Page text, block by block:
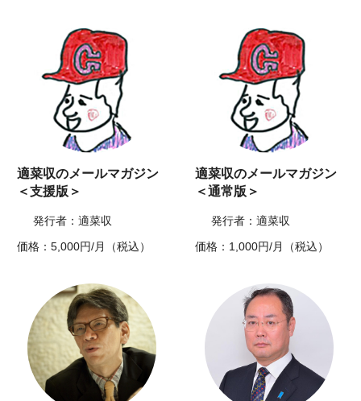
適菜収のメールマガジン
＜支援版＞
発行者：適菜収
価格：5,000円/月（税込）
適菜収のメールマガジン
＜通常版＞
発行者：適菜収
価格：1,000円/月（税込）